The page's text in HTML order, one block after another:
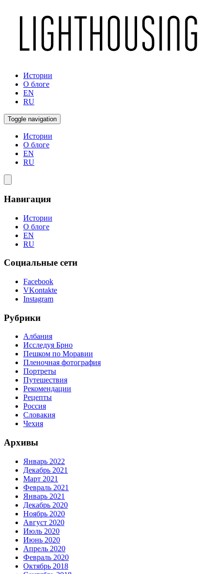
Истории
О блоге
EN
RU
Toggle navigation
Истории
О блоге
EN
RU
Навигация
Истории
О блоге
EN
RU
Социальные сети
Facebook
VKontakte
Instagram
Рубрики
Албания
Исследуя Брно
Пешком по Моравии
Пленочная фотография
Портреты
Путешествия
Рекомендации
Рецепты
Россия
Словакия
Чехия
Архивы
Январь 2022
Декабрь 2021
Март 2021
Февраль 2021
Январь 2021
Декабрь 2020
Ноябрь 2020
Август 2020
Июль 2020
Июнь 2020
Апрель 2020
Февраль 2020
Октябрь 2018